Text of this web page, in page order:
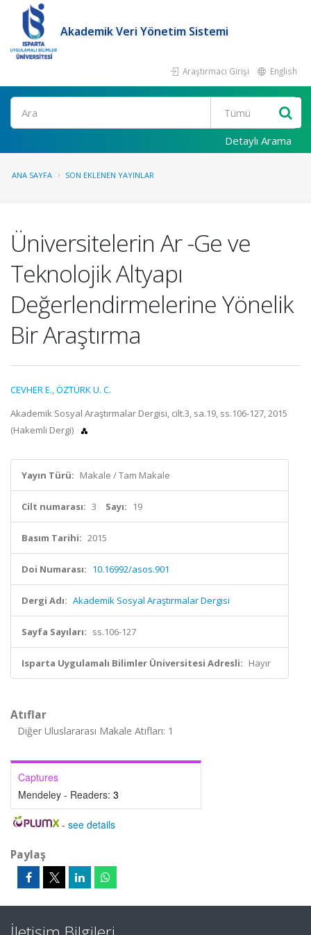
Akademik Veri Yönetim Sistemi
Araştırmacı Girişi English
Ara
Detaylı Arama
ANA SAYFA SON EKLENEN YAYINLAR
Üniversitelerin Ar -Ge ve
Teknolojik Altyapı
Değerlendirmelerine Yönelik
Bir Araştırma
CEVHER E.,ÖZTÜRK U. C.
Akademik Sosyal Araştırmalar Dergisi, cilt.3, sa.19, ss.106-127, 2015
(Hakemli Dergi)
Yayın Türü: Makale / Tam Makale
Cilt numarası: 3 Sayı: 19
Basım Tarihi: 2015
Doi Numarası: 10.16992/asos.901
Dergi Adı: Akademik Sosyal Araştırmalar Dergisi
Sayfa Sayıları: ss.106-127
Isparta Uygulamalı Bilimler Üniversitesi Adresli: Hayır
Atıflar
Diğer Uluslararası Makale Atıfları: 1
Captures
Mendeley - Readers: 3
- see details
Paylaş